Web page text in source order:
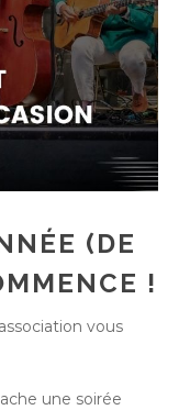
(DE
!
vous
une soirée